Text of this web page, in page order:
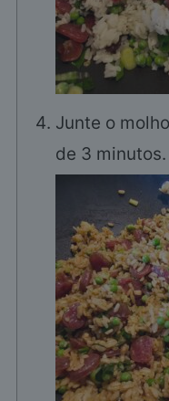
Junte o
de 3 minutos.